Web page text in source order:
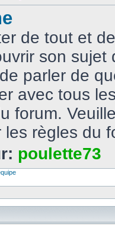
de tout et
son sujet
parler de
avec tous
forum.
les règles du
poulette73